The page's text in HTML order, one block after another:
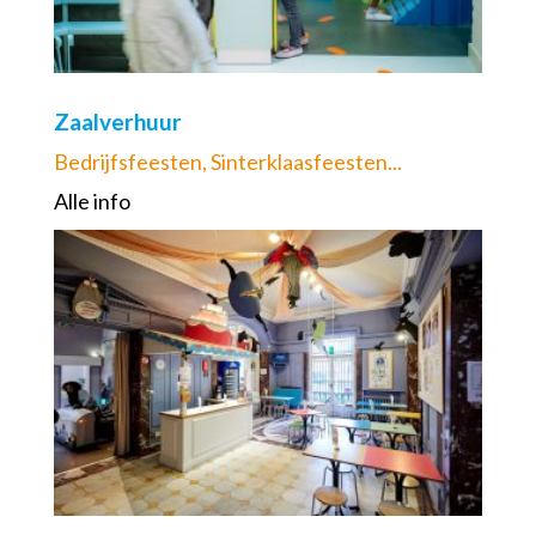
Zaalverhuur
Bedrijfsfeesten, Sinterklaasfeesten...
Alle info